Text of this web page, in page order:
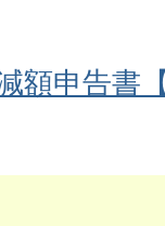
額申告書